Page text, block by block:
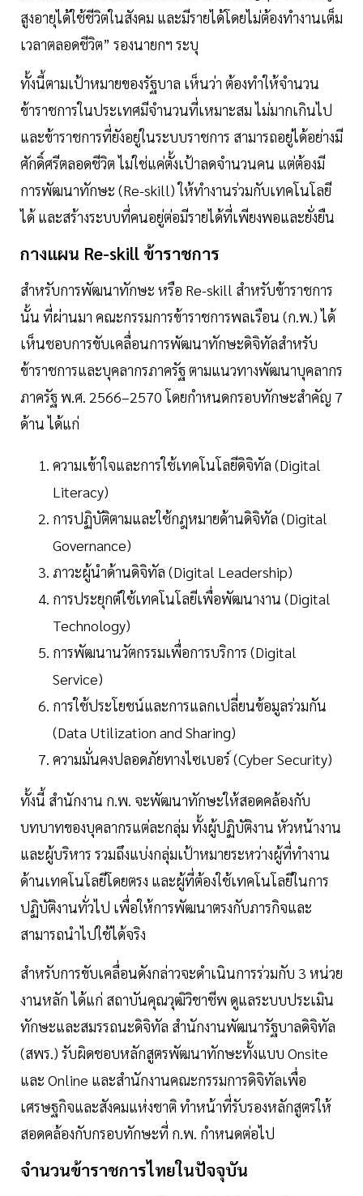
สูงอายุได้ใช้ชีวิตในสังคม และมีรายได้โดยไม่ต้องทำงานเต็ม
เวลาตลอดชีวิต” รองนายกฯ ระบุ
ทั้งนี้ตามเป้าหมายของรัฐบาล เห็นว่า ต้องทำให้จำนวน
ข้าราชการในประเทศมีจำนวนที่เหมาะสม ไม่มากเกินไป
และข้าราชการที่ยังอยู่ในระบบราชการ สามารถอยู่ได้อย่างมี
ศักดิ์ศรีตลอดชีวิต ไม่ใช่แค่ตั้งเป้าลดจำนวนคน แต่ต้องมี
การพัฒนาทักษะ (Re-skill) ให้ทำงานร่วมกับเทคโนโลยี
ได้ และสร้างระบบที่คนอยู่ต่อมีรายได้ที่เพียงพอและยั่งยืน
กางแผน Re-skill ข้าราชการ
สำหรับการพัฒนาทักษะ หรือ Re-skill สำหรับข้าราชการ
นั้น ที่ผ่านมา คณะกรรมการข้าราชการพลเรือน (ก.พ.) ได้
เห็นชอบการขับเคลื่อนการพัฒนาทักษะดิจิทัลสำหรับ
ข้าราชการและบุคลากรภาครัฐ ตามแนวทางพัฒนาบุคลากร
ภาครัฐ พ.ศ. 2566–2570 โดยกำหนดกรอบทักษะสำคัญ 7
ด้าน ได้แก่
ความเข้าใจและการใช้เทคโนโลยีดิจิทัล (Digital
Literacy)
การปฏิบัติตามและใช้กฎหมายด้านดิจิทัล (Digital
Governance)
ภาวะผู้นำด้านดิจิทัล (Digital Leadership)
การประยุกต์ใช้เทคโนโลยีเพื่อพัฒนางาน (Digital
Technology)
การพัฒนานวัตกรรมเพื่อการบริการ (Digital
Service)
การใช้ประโยชน์และการแลกเปลี่ยนข้อมูลร่วมกัน
(Data Utilization and Sharing)
ความมั่นคงปลอดภัยทางไซเบอร์ (Cyber Security)
ทั้งนี้ สำนักงาน ก.พ. จะพัฒนาทักษะให้สอดคล้องกับ
บทบาทของบุคลากรแต่ละกลุ่ม ทั้งผู้ปฏิบัติงาน หัวหน้างาน
และผู้บริหาร รวมถึงแบ่งกลุ่มเป้าหมายระหว่างผู้ที่ทำงาน
ด้านเทคโนโลยีโดยตรง และผู้ที่ต้องใช้เทคโนโลยีในการ
ปฏิบัติงานทั่วไป เพื่อให้การพัฒนาตรงกับภารกิจและ
สามารถนำไปใช้ได้จริง
สำหรับการขับเคลื่อนดังกล่าวจะดำเนินการร่วมกับ 3 หน่วย
งานหลัก ได้แก่ สถาบันคุณวุฒิวิชาชีพ ดูแลระบบประเมิน
ทักษะและสมรรถนะดิจิทัล สำนักงานพัฒนารัฐบาลดิจิทัล
(สพร.) รับผิดชอบหลักสูตรพัฒนาทักษะทั้งแบบ Onsite
และ Online และสำนักงานคณะกรรมการดิจิทัลเพื่อ
เศรษฐกิจและสังคมแห่งชาติ ทำหน้าที่รับรองหลักสูตรให้
สอดคล้องกับกรอบทักษะที่ ก.พ. กำหนดต่อไป
จำนวนข้าราชการไทยในปัจจุบัน